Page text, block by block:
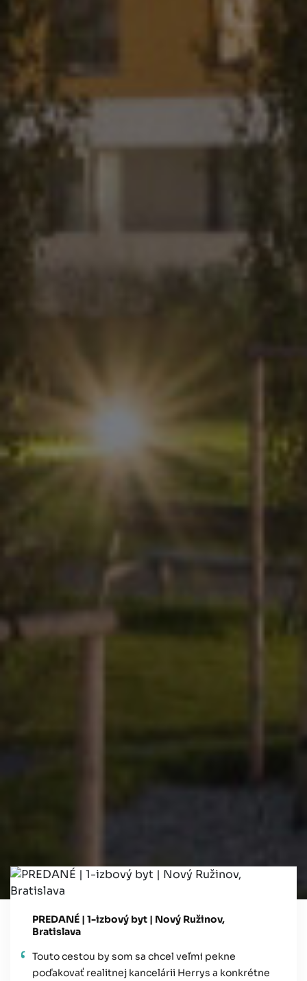
PREDANÉ | 1-izbový byt | Nový Ružinov,
Bratislava
Touto cestou by som sa chcel veľmi pekne
poďakovať realitnej kancelárii Herrys a konkrétne